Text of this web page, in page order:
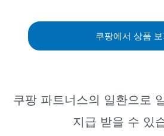
쿠팡에서 상품 보
쿠팡 파트너스의 일환으로
지급 받을 수 있